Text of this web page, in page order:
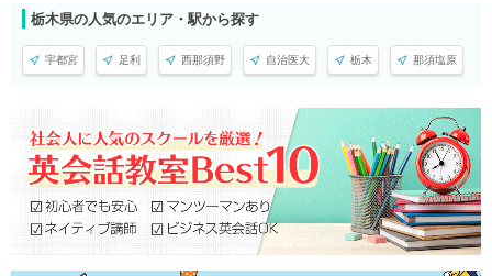
栃木県の人気のエリア・駅から探す
宇都宮 足利 西那須野 自治医大 栃木 那須塩原